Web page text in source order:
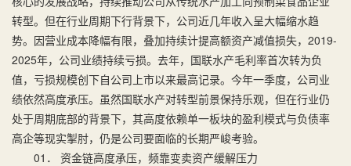
转型。但在行业周期下行背景下，公司近几年收入呈大幅缩水趋
势。因营业成本降幅有限，叠加持续计提高额资产减值损失，2019-
2025年，公司业绩持续亏损。去年，国联水产毛利率首次转为负
值，亏损规模创下自公司上市以来最高记录。今年一季度，公司业
绩依然高度承压。虽然国联水产对转型前景保持乐观，但在行业仍
处于周期底部的背景下，其高度依赖单一板块的盈利模式与负债率
高企等现实掣肘，仍是公司要面临的长期严峻考验。
01． 资金链高度承压，频靠变卖资产缓解压力